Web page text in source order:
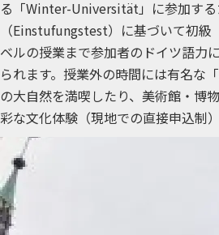
る「Winter-Universität」に参加す
（Einstufungstest）に基づいて初級
ベルの授業まで参加者のドイツ語力
られます。授業外の時間には有名な
の大自然を満喫したり、美術館・博
彩な文化体験（現地での直接申込制）